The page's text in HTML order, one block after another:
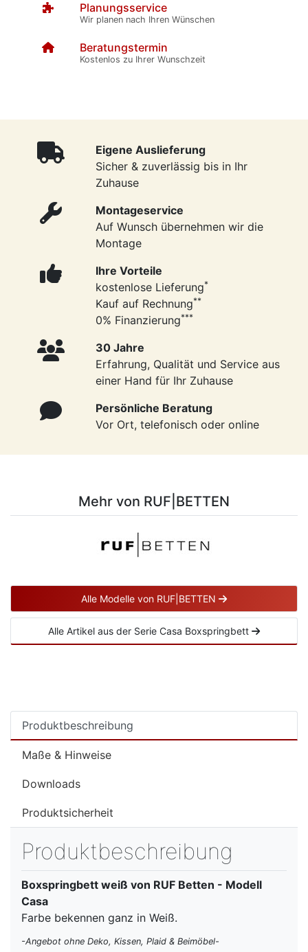
Planungsservice
Wir planen nach Ihren Wünschen
Beratungstermin
Kostenlos zu Ihrer Wunschzeit
Eigene Auslieferung
Sicher & zuverlässig bis in Ihr
Zuhause
Montageservice
Auf Wunsch übernehmen wir die
Montage
Ihre Vorteile
kostenlose Lieferung*
Kauf auf Rechnung**
0% Finanzierung***
30 Jahre
Erfahrung, Qualität und Service aus
einer Hand für Ihr Zuhause
Persönliche Beratung
Vor Ort, telefonisch oder online
Mehr von RUF|BETTEN
Alle Modelle von RUF|BETTEN
Alle Artikel aus der Serie Casa Boxspringbett
Produktbeschreibung
Maße & Hinweise
Downloads
Produktsicherheit
Produktbeschreibung
Boxspringbett weiß von RUF Betten - Modell
Casa
Farbe bekennen ganz in Weiß.
-Angebot ohne Deko, Kissen, Plaid & Beimöbel-